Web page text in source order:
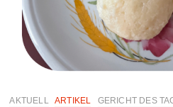
AKTUELL ARTIKEL GERICHT DES